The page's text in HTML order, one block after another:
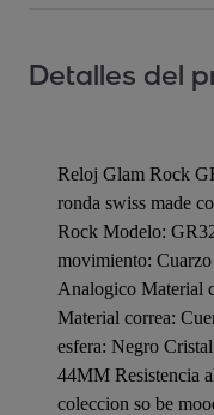
Detalles del
Reloj Glam Rock
ronda swiss made
Rock Modelo:
movimiento:
Analogico Material
Material correa:
esfera: Negro
44MM Resistencia
coleccion so be